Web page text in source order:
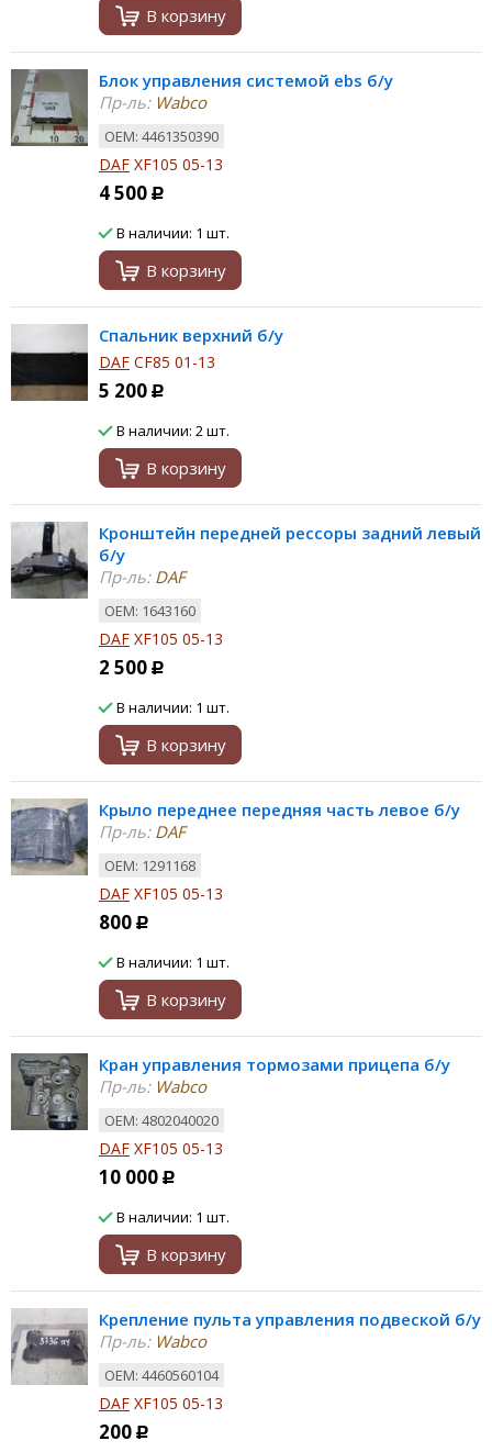
В корзину
Блок управления системой ebs б/у
Пр-ль:Wabco
ОЕМ: 4461350390
DAF XF105 05-13
4 500 Р
В наличии: 1 шт.
В корзину
Спальник верхний б/у
DAF CF85 01-13
5 200 Р
В наличии: 2 шт.
В корзину
Кронштейн передней рессоры задний левый
б/у
Пр-ль:DAF
ОЕМ: 1643160
DAF XF105 05-13
2 500 Р
В наличии: 1 шт.
В корзину
Крыло переднее передняя часть левое б/у
Пр-ль:DAF
ОЕМ: 1291168
DAF XF105 05-13
800 Р
В наличии: 1 шт.
В корзину
Кран управления тормозами прицепа б/у
Пр-ль:Wabco
ОЕМ: 4802040020
DAF XF105 05-13
10 000 Р
В наличии: 1 шт.
В корзину
Крепление пульта управления подвеской б/у
Пр-ль:Wabco
ОЕМ: 4460560104
DAF XF105 05-13
200 Р